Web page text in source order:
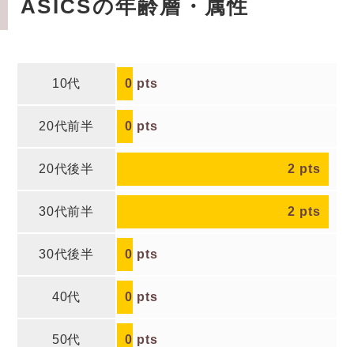
ASICSの年齢層・属性
10代 0 pts
20代前半 0 pts
20代後半 2 pts
30代前半 2 pts
30代後半 0 pts
40代 0 pts
50代 0 pts